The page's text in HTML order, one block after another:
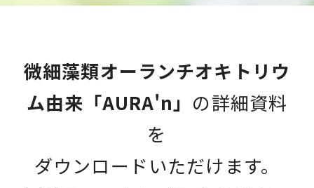
微細藻類オーランチオキトリウ
ム由来「AURA'n」 の詳細資料
を
ダウンロードいただけます。